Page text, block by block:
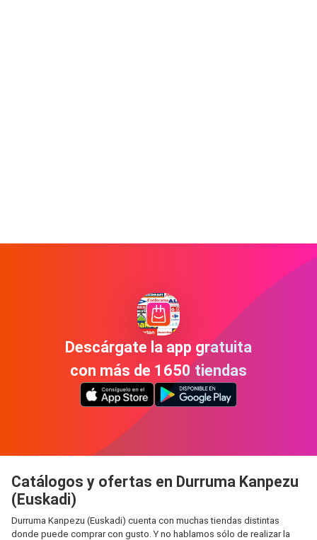
Descárgate la app gratuita
con más de 1650 tiendas
Catálogos y ofertas en Durruma Kanpezu
(Euskadi)
Durruma Kanpezu (Euskadi) cuenta con muchas tiendas distintas
donde puede comprar con gusto. Y no hablamos sólo de realizar la